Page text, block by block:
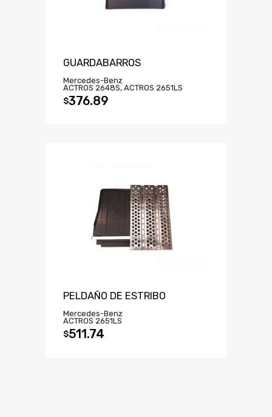
GUARDABARROS
Mercedes-Benz
ACTROS 2648S, ACTROS 2651LS
$376.89
PELDAÑO DE ESTRIBO
Mercedes-Benz
ACTROS 2651LS
$511.74